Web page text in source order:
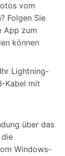
vom
Folgen Sie
App zum
können
Lightning-
Kabel mit
über das
Windows-